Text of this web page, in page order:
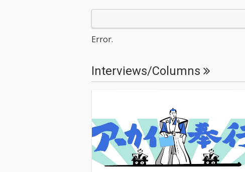
の曲などもヒットした
ら長い曲にチャレンジ
しました。 どうやら、
まうことを確認しまし
た。 歌詞が少しでも入
ると歌ってしまうので
編集が必須の曲と言え
るでしょう。 それを今
回はあえて "タメジジ"
からの信頼の獲得 ポジ
ティブ思考を育てるこ
セージを込めた歌です
R&B調ですが、ハート
らしい歌詞にすること
で唯一の個性を表現し
ています
Error.
Interviews/Columns